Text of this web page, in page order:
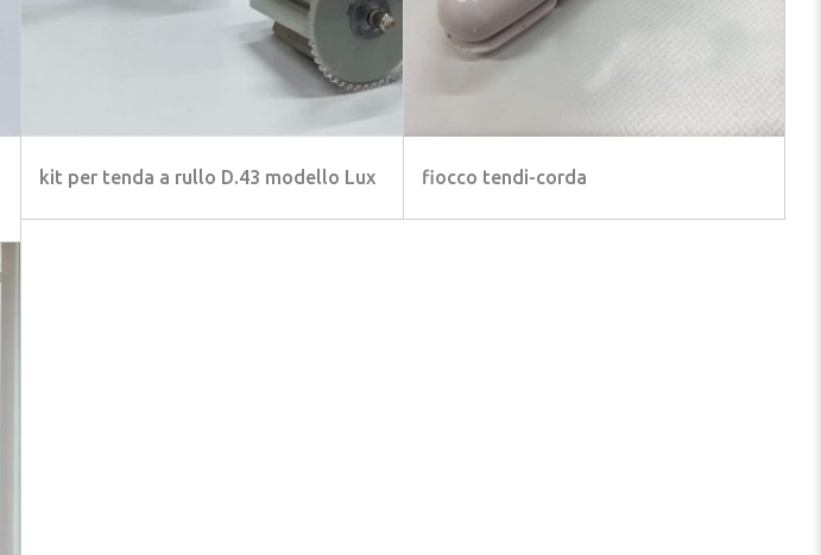
kit per tenda a rullo D.43 modello Lux fiocco tendi-corda